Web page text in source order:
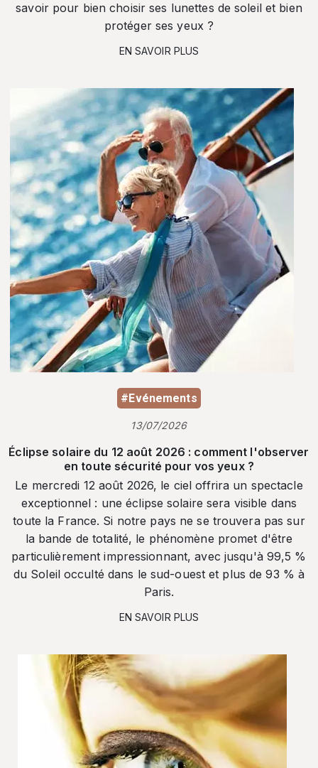
savoir pour bien choisir ses lunettes de soleil et bien
protéger ses yeux ?
EN SAVOIR PLUS
#Evénements
13/07/2026
Éclipse solaire du 12 août 2026 : comment l'observer
en toute sécurité pour vos yeux ?
Le mercredi 12 août 2026, le ciel offrira un spectacle
exceptionnel : une éclipse solaire sera visible dans
toute la France. Si notre pays ne se trouvera pas sur
la bande de totalité, le phénomène promet d'être
particulièrement impressionnant, avec jusqu'à 99,5 %
du Soleil occulté dans le sud-ouest et plus de 93 % à
Paris.
EN SAVOIR PLUS